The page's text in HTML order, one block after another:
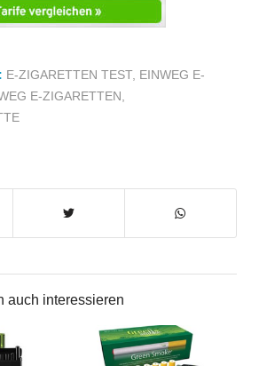
E-ZIGARETTEN TEST, EINWEG E-
E-ZIGARETTEN
auch interessieren